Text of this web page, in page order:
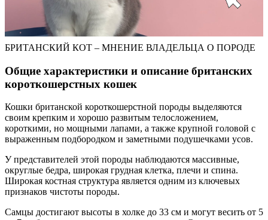
БРИТАНСКИЙ КОТ – МНЕНИЕ ВЛАДЕЛЬЦА О ПОРОДЕ
Общие характеристики и описание британских
короткошерстных кошек
Кошки британской короткошерстной породы выделяются
своим крепким и хорошо развитым телосложением,
короткими, но мощными лапами, а также крупной головой с
выраженным подбородком и заметными подушечками усов.
У представителей этой породы наблюдаются массивные,
округлые бедра, широкая грудная клетка, плечи и спина.
Широкая костная структура является одним из ключевых
признаков чистоты породы.
Самцы достигают высоты в холке до 33 см и могут весить от 5